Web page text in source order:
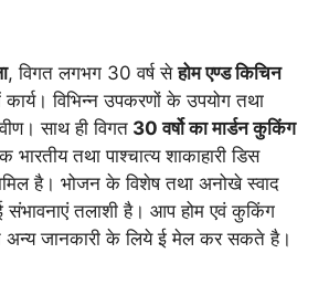
, विगत लगभग 30 वर्ष सेहोम एण्ड किचिन
विभिन्न उपकरणों के उपयोग तथा
साथ ही विगत 30 वर्षो का मार्डन कुकिंग
तथा पाश्चात्य शाकाहारी डिस
है। भोजन के विशेष तथा अनोखे स्वाद
तलाशी है। आप होम एवं कुकिंग
अन्य जानकारी के लिये ई मेल कर सकते है।